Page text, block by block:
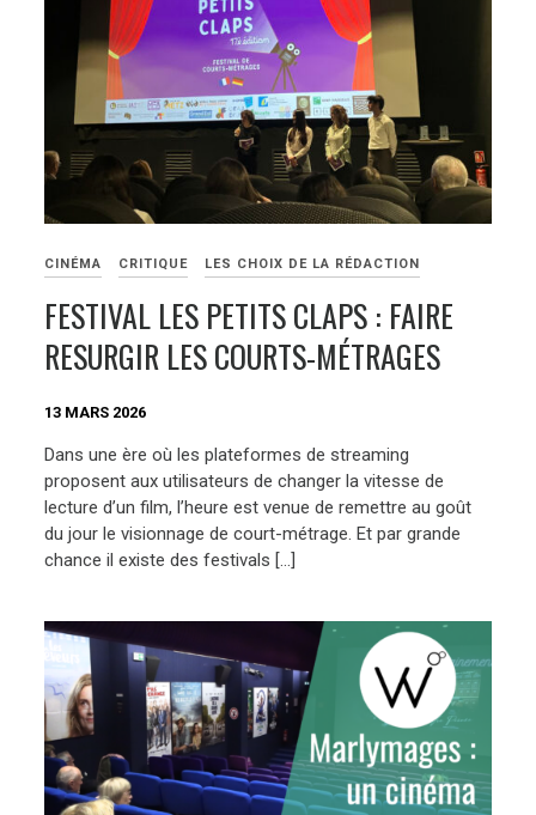
CINÉMA CRITIQUE LES CHOIX DE LA RÉDACTION
FESTIVAL LES PETITS CLAPS : FAIRE
RESURGIR LES COURTS-MÉTRAGES
13 MARS 2026
Dans une ère où les plateformes de streaming
proposent aux utilisateurs de changer la vitesse de
lecture d’un film, l’heure est venue de remettre au goût
du jour le visionnage de court-métrage. Et par grande
chance il existe des festivals […]